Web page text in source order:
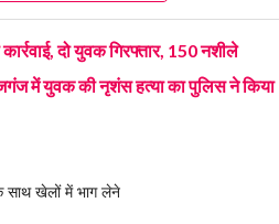
दो युवक गिरफ्तार, 150 नशीले
में युवक की नृशंस हत्या का पुलिस ने किया
साथ खेलों में भाग लेने